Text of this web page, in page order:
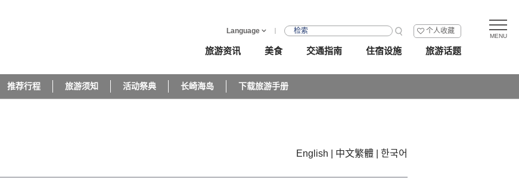
Language 个人收藏
旅游资讯 美食 交通指南 住宿设施 旅游话题
推荐行程 旅游须知 活动祭典 长崎海岛 下载旅游手册
English 中文繁體 한국어